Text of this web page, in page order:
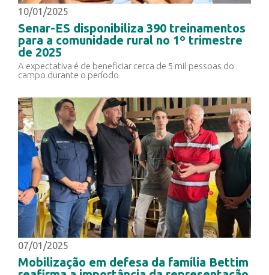
10/01/2025
Senar-ES disponibiliza 390 treinamentos
para a comunidade rural no 1º trimestre
de 2025
A expectativa é de beneficiar cerca de 5 mil pessoas do
campo durante o período
07/01/2025
Mobilização em defesa da família Bettim